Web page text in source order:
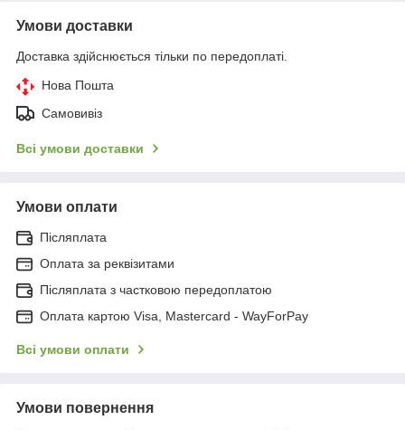
Умови доставки
Доставка здійснюється тільки по передоплаті.
Нова Пошта
Самовивіз
Всі умови доставки
Умови оплати
Післяплата
Оплата за реквізитами
Післяплата з частковою передоплатою
Оплата картою Visa, Mastercard - WayForPay
Всі умови оплати
Умови повернення